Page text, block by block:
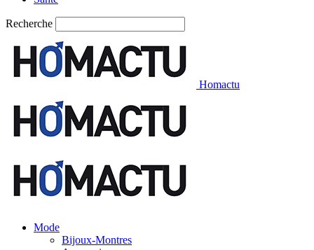
Recherche
Homactu
Mode
Bijoux-Montres